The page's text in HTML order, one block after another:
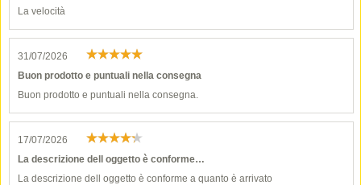
La velocità
31/07/2026
Buon prodotto e puntuali nella consegna
Buon prodotto e puntuali nella consegna.
17/07/2026
La descrizione dell oggetto è conforme…
La descrizione dell oggetto è conforme a quanto è arrivato